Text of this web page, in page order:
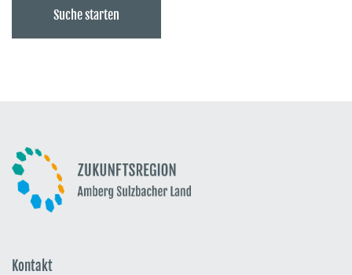
Suche starten
Kontakt